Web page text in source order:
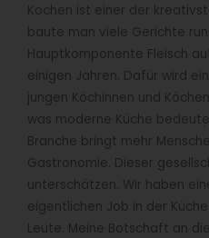
Kochen ist einer der
baute man viele Gerichte
Hauptkomponente Fleisch
einigen Jahren. Dafür wird
jungen Köchinnen und
was moderne Küche
Branche bringt mehr
Gastronomie. Dieser
unterschätzen. Wir haben
eigentlichen Job in der
Leute. Meine Botschaft an